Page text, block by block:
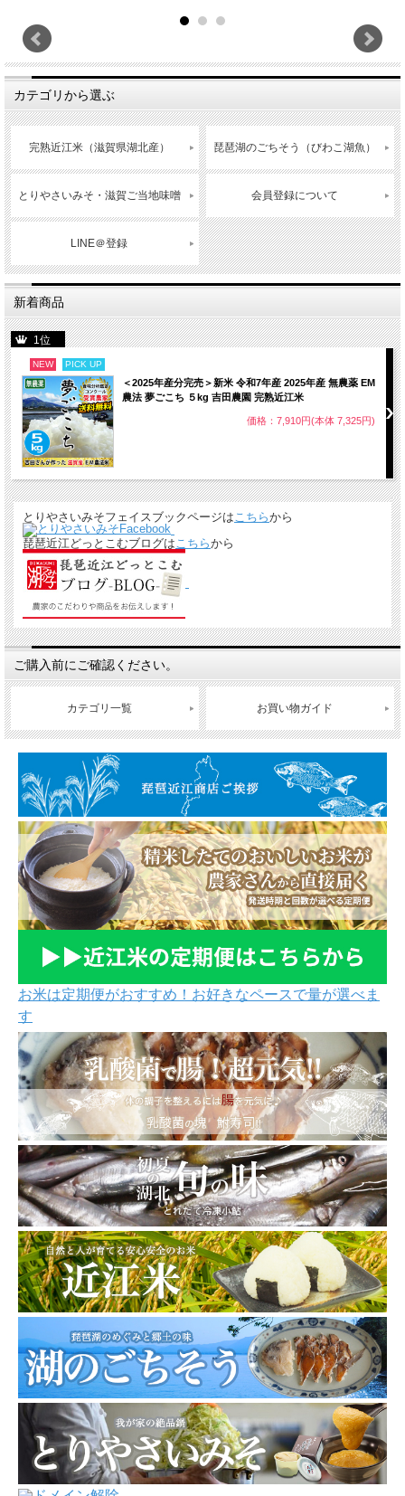
カテゴリから選ぶ
完熟近江米（滋賀県湖北産） 琵琶湖のごちそう（びわこ湖魚）
とりやさいみそ・滋賀ご当地味噌 会員登録について
LINE＠登録
新着商品
1位
NEW PICK UP
＜2025年産分完売＞新米 令和7年産 2025年産 無農薬 EM
農法 夢ごこち ５kg 吉田農園 完熟近江米
価格：7,910円(本体 7,325円)
とりやさいみそフェイスブックページはこちらから
琵琶近江どっとこむブログはこちらから
ご購入前にご確認ください。
カテゴリ一覧 お買い物ガイド
お米は定期便がおすすめ！お好きなペースで量が選べま
す